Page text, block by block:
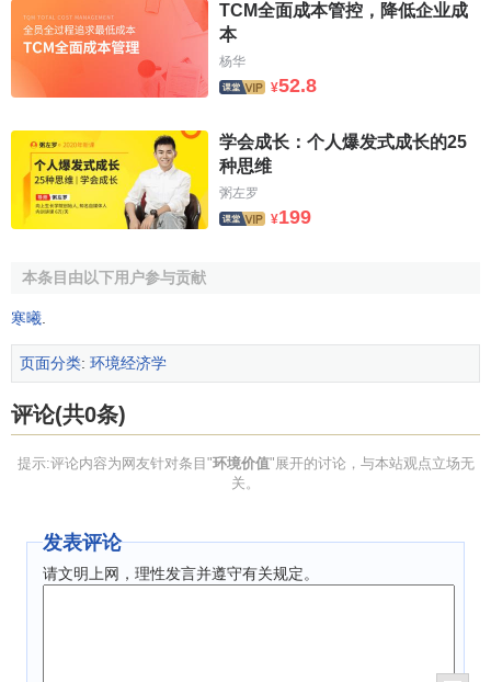
期变化量”转化为“当期价值量”，即为该项生态系统服务功能
损失成本；（2）通过评估该项生态系统各项服务功能要素的
上期价值量、当期价值量，两者相减得出当期生态系统服务
功能价值变化量，即损失成本。这两种思路在实际中根据不
同的情况可灵活处理。
（二）企业环境成本的核算
1998年2月，联合国国际会计 和报告标准政府间专家工
则，为管理企业活动对环境造成的影响而采取或被要求采取
成本。因此，企业环境成本可分为：环境污染补偿成本、环
境治理成本、环境损失成本、环境保护
发展成本等。
环境污染补偿成本
环境污染补偿成本是指企业由于环境污染和生态破坏应
他人造成的人身损害和经济损害赔付；（2）对生态环境修复
的费用。
或减产而造成的损
TCM全面成本管控，降低企业成
本
杨华
¥52.8
学会成长：个人爆发式成长的25
种思维
粥左罗
¥199
本条目由以下用户参与贡献
寒曦
页面分类: 环境经济学
评论(共0条)
提示:评论内容为网友针对条目"环境价值"展开的讨论，与本站观点立场无
关。
发表评论
请文明上网，理性发言并遵守有关规定。